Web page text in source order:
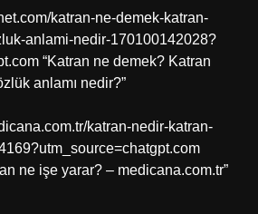
katran-ne-demek-katran-
anlami-nedir-170100142028?
“Katran ne demek? Katran
anlamı nedir?”
katran-nedir-katran-
ne işe yarar? – medicana.com.tr”